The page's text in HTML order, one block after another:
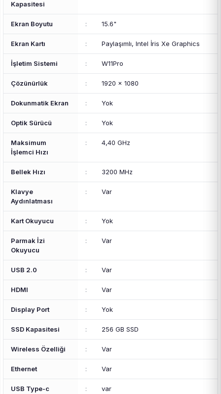
Kapasitesi
Ekran Boyutu : 15.6"
Ekran Kartı : Paylaşımlı, Intel İris Xe Graphics
İşletim Sistemi : W11Pro
Çözünürlük : 1920 x 1080
Dokunmatik Ekran : Yok
Optik Sürücü : Yok
Maksimum
İşlemci Hızı
: 4,40 GHz
Bellek Hızı : 3200 MHz
Klavye
Aydınlatması
: Var
Kart Okuyucu : Yok
Parmak İzi
Okuyucu
: Var
USB 2.0 : Var
HDMI : Var
Display Port : Yok
SSD Kapasitesi : 256 GB SSD
Wireless Özelliği : Var
Ethernet : Var
USB Type-c : var